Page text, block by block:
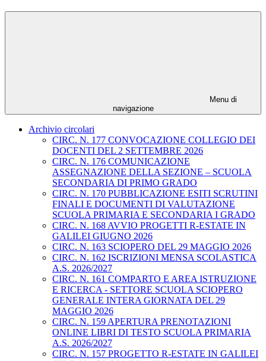
Menu di
navigazione
Archivio circolari
CIRC. N. 177 CONVOCAZIONE COLLEGIO DEI
DOCENTI DEL 2 SETTEMBRE 2026
CIRC. N. 176 COMUNICAZIONE
ASSEGNAZIONE DELLA SEZIONE – SCUOLA
SECONDARIA DI PRIMO GRADO
CIRC. N. 170 PUBBLICAZIONE ESITI SCRUTINI
FINALI E DOCUMENTI DI VALUTAZIONE
SCUOLA PRIMARIA E SECONDARIA I GRADO
CIRC. N. 168 AVVIO PROGETTI R-ESTATE IN
GALILEI GIUGNO 2026
CIRC. N. 163 SCIOPERO DEL 29 MAGGIO 2026
CIRC. N. 162 ISCRIZIONI MENSA SCOLASTICA
A.S. 2026/2027
CIRC. N. 161 COMPARTO E AREA ISTRUZIONE
E RICERCA - SETTORE SCUOLA SCIOPERO
GENERALE INTERA GIORNATA DEL 29
MAGGIO 2026
CIRC. N. 159 APERTURA PRENOTAZIONI
ONLINE LIBRI DI TESTO SCUOLA PRIMARIA
A.S. 2026/2027
CIRC. N. 157 PROGETTO R-ESTATE IN GALILEI